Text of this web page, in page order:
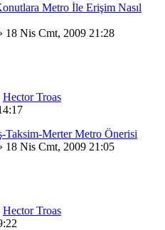
Metro İle Erişim Nasıl
18 Nis Cmt, 2009 21:28
Hector Troas
Taksim-Merter Metro Önerisi
18 Nis Cmt, 2009 21:05
Hector Troas